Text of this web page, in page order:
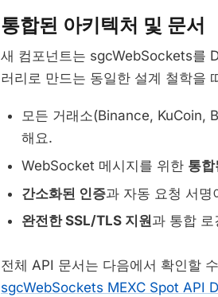
통합된 아키텍처 및 문서
새 컴포넌트는 sgcWebSockets를
러리로 만드는 동일한 설계 철학을
모든 거래소(Binance, KuCoin,
해요.
WebSocket 메시지를 위한 통합
간소화된 인증과 자동 요청 서명
완전한 SSL/TLS 지원과 통합 로
전체 API 문서는 다음에서 확인할
sgcWebSockets MEXC Spot API